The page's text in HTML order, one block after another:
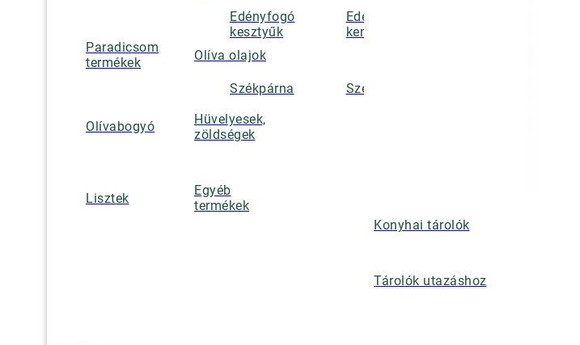
Paradicsom
termékek
Olíva olajok
Olívabogyó
Hüvelyesek,
zöldségek
Lisztek
Egyéb
termékek
Edényfogó
kesztyűk
Edényalátétek,
kenyérkosarak
Székpárna Szettek
Konyhai tárolók
Tárolók utazáshoz